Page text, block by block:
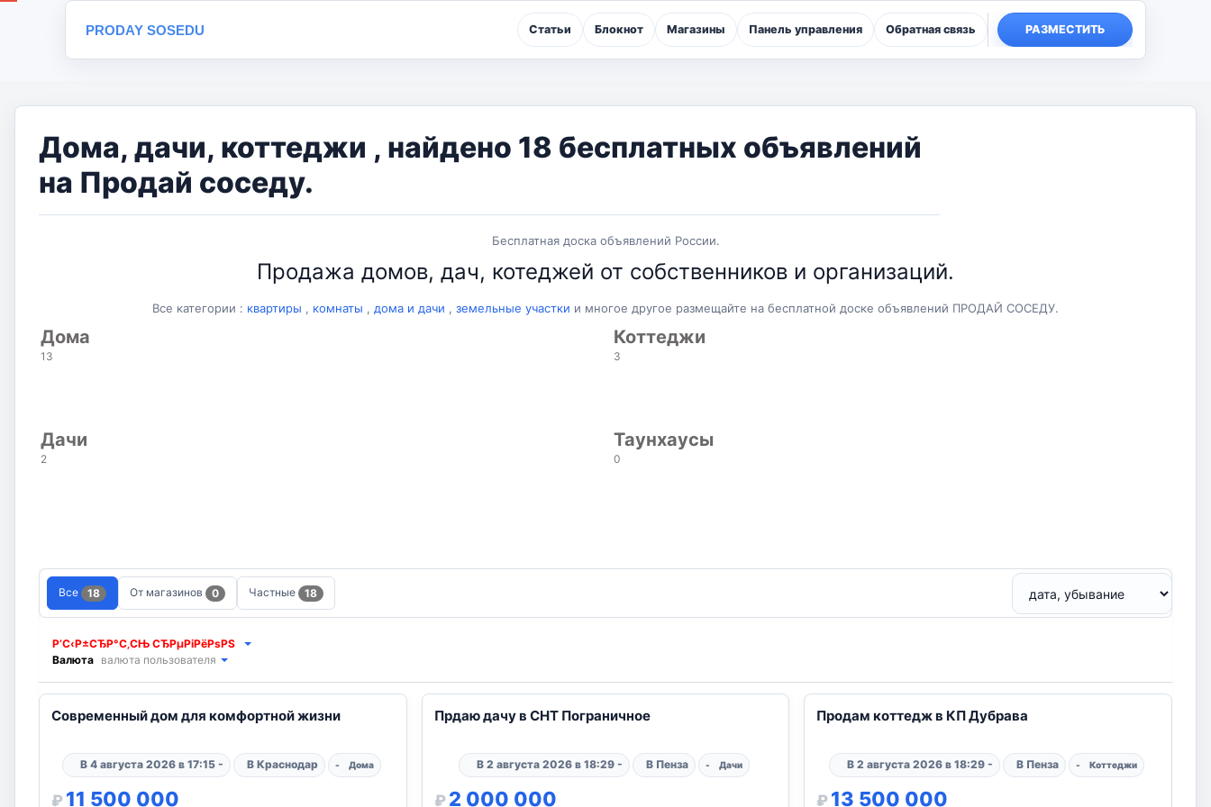
PRODAY SOSEDU Статьи Блокнот Магазины Панель управления Обратная связь РАЗМЕСТИТЬ
Дома, дачи, коттеджи , найдено 18 бесплатных объявлений
на Продай соседу.
Бесплатная доска объявлений России.
Продажа домов, дач, котеджей от собственников и организаций.
Все категории : квартиры , комнаты , дома и дачи , земельные участки и многое другое размещайте на бесплатной доске объявлений ПРОДАЙ СОСЕДУ.
Дома
13
Дачи
2
Коттеджи
3
Таунхаусы
0
Все 18 От магазинов 0 Частные 18
Р’С‹Р±СЂР°С‚СЊ СЂРµРіРёРѕРЅ
Валюта валюта пользователя
Современный дом для комфортной жизни
В 4 августа 2026 в 17:15 - В Краснодар - Дома
₽11 500 000
Прдаю дачу в СНТ Пограничное
В 2 августа 2026 в 18:29 - В Пенза - Дачи
₽ 2 000 000
Продам коттедж в КП Дубрава
В 2 августа 2026 в 18:29 - В Пенза - Коттеджи
₽13 500 000